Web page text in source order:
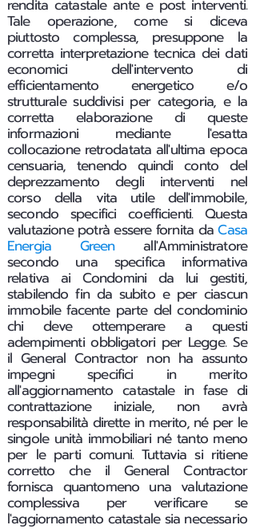
rendita catastale ante e post interventi.
Tale operazione, come si diceva
piuttosto complessa, presuppone la
corretta interpretazione tecnica dei dati
economici dell'intervento di
efficientamento energetico e/o
strutturale suddivisi per categoria, e la
corretta elaborazione di queste
informazioni mediante l'esatta
collocazione retrodatata all'ultima epoca
censuaria, tenendo quindi conto del
deprezzamento degli interventi nel
corso della vita utile dell'immobile,
secondo specifici coefficienti. Questa
valutazione potrà essere fornita daCasa
Energia Greenall'Amministratore
secondo una specifica informativa
relativa ai Condomini da lui gestiti,
stabilendo fin da subito e per ciascun
immobile facente parte del condominio
chi deve ottemperare a questi
adempimenti obbligatori per Legge. Se
il General Contractor non ha assunto
impegni specifici in merito
all'aggiornamento catastale in fase di
contrattazione iniziale, non avrà
responsabilità dirette in merito, né per le
singole unità immobiliari né tanto meno
per le parti comuni. Tuttavia si ritiene
corretto che il General Contractor
fornisca quantomeno una valutazione
complessiva per verificare se
l'aggiornamento catastale sia necessario